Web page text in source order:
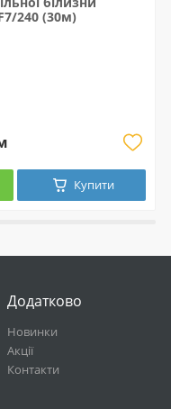
240 (30м)
Купити
Додатково
Новинки
Акції
Контакти